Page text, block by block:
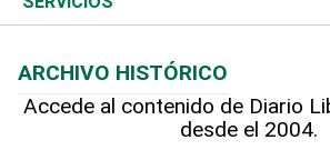
Hablando con el pediatra
Línea de hit
Hecho en casa
Cumpleaños
ARCHIVO HISTÓRICO
Accede al contenido de Diario
desde el 2004.